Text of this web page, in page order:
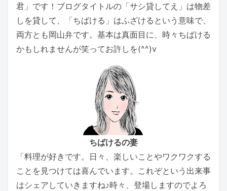
君」です！ブログタイトルの「サシ貸してえ」は物差
しを貸して、「ちばける」はふざけるという意味で、
両方とも岡山弁です。基本は真面目に、時々ちばける
かもしれませんが笑ってお許しを(^^)v
ちばけるの妻
「料理が好きです。日々、楽しいことやワクワクする
ことを見つけては喜んでいます。これぞという出来事
はシェアしていきますね♪時々、登場しますのでよろ